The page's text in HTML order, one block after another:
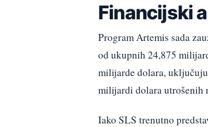
Financijski
Program Artemis sada
od ukupnih 24,875
milijarde dolara,
milijardi dolara utrošenih
Iako SLS trenutno